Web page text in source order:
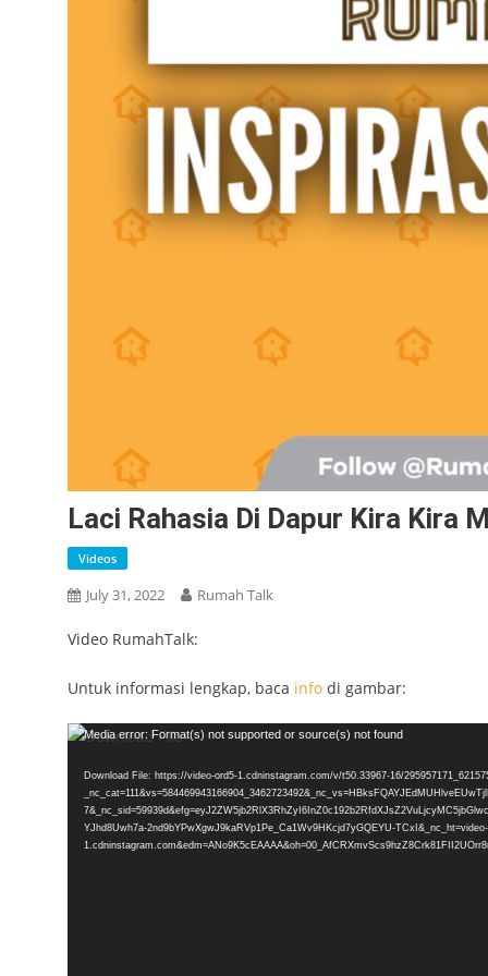
Laci Rahasia Di Dapur Kira Kira
Videos
July 31, 2022 Rumah Talk
Video RumahTalk:
Untuk informasi lengkap, baca info di gambar:
Video
Media error: Format(s) not supported or source(s) not found
Download File: https://video-ord5-1.cdninstagram.com/v/t50.33967-16/
YJhd8Uwh7a-2nd9bYPwXgwJ9kaRVp1Pe_Ca1Wv9HKcjd7yGQEYU-